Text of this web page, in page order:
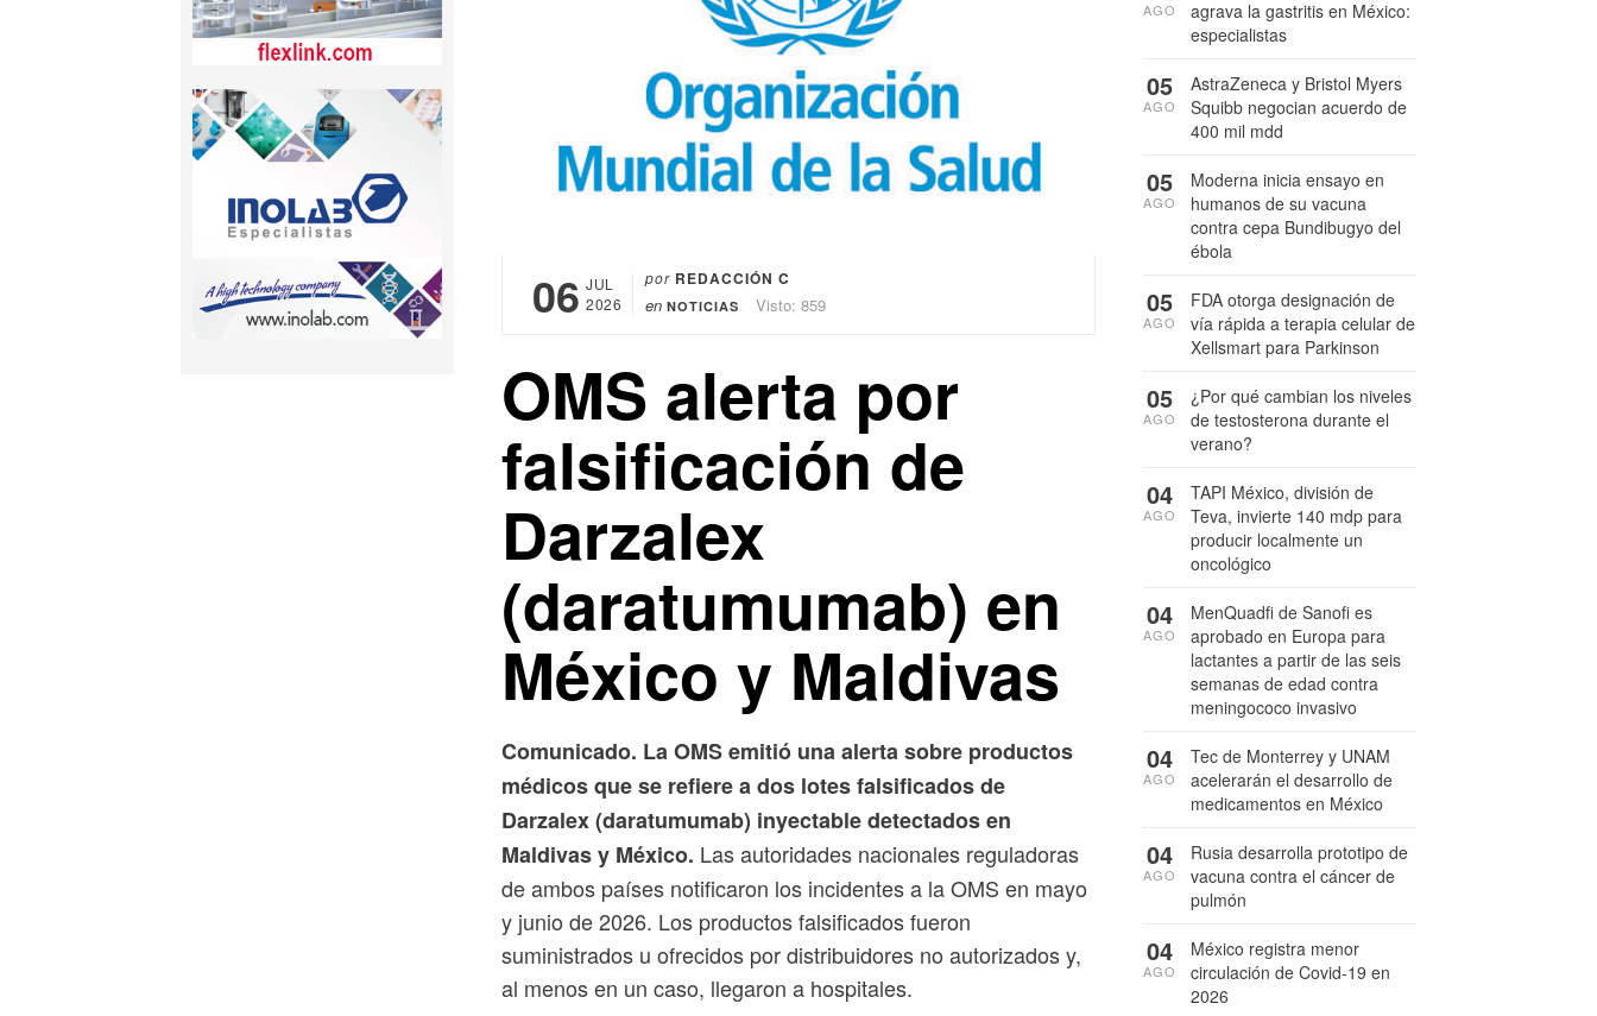
06 JUL
2026
por REDACCIÓN C
en NOTICIAS Visto: 859
OMS alerta por
falsificación de
Darzalex
(daratumumab) en
México y Maldivas
Comunicado. La OMS emitió una alerta sobre productos
médicos que se refiere a dos lotes falsificados de
Darzalex (daratumumab) inyectable detectados en
Maldivas y México. Las autoridades nacionales reguladoras
de ambos países notificaron los incidentes a la OMS en mayo
y junio de 2026. Los productos falsificados fueron
suministrados u ofrecidos por distribuidores no autorizados y,
al menos en un caso, llegaron a hospitales.
agrava la gastritis en México:
especialistas
AGO
AstraZeneca y Bristol Myers
Squibb negocian acuerdo de
400 mil mdd
05
AGO
Moderna inicia ensayo en
humanos de su vacuna
contra cepa Bundibugyo del
ébola
05
AGO
FDA otorga designación de
vía rápida a terapia celular de
Xellsmart para Parkinson
05
AGO
¿Por qué cambian los niveles
de testosterona durante el
verano?
05
AGO
TAPI México, división de
Teva, invierte 140 mdp para
producir localmente un
oncológico
04
AGO
MenQuadfi de Sanofi es
aprobado en Europa para
lactantes a partir de las seis
semanas de edad contra
meningococo invasivo
04
AGO
Tec de Monterrey y UNAM
acelerarán el desarrollo de
medicamentos en México
04
AGO
Rusia desarrolla prototipo de
vacuna contra el cáncer de
pulmón
04
AGO
México registra menor
circulación de Covid-19 en
2026
04
AGO